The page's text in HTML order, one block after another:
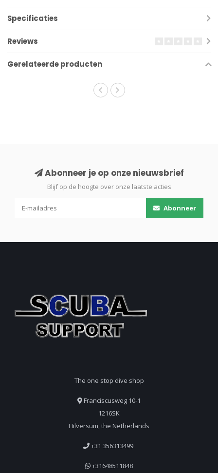
Specificaties
Reviews
Gerelateerde producten
Abonneer je op onze nieuwsbrief
Blijf op de hoogte over onze laatste acties
Abonneer
The one stop dive shop
Franciscusweg 10-1
1216SK
Hilversum, the Netherlands
+31 356313499
+31648511848